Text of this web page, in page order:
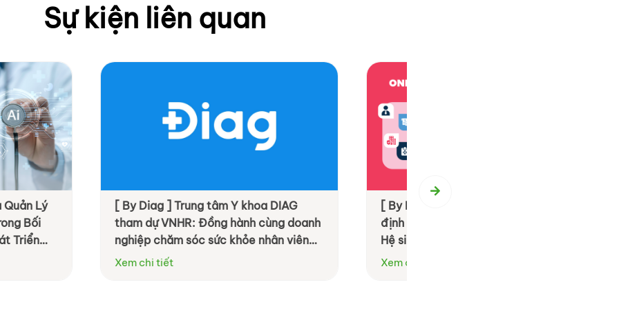
Sự kiện liên quan
tâm Y khoa DIAG
hành cùng doanh
sức khỏe nhân viên
[ By Livwell ] OneHealth by LivWell: Tái
định nghĩa phúc lợi doanh nghiệp bằng
Hệ sinh thái Sức khỏe Toàn diện